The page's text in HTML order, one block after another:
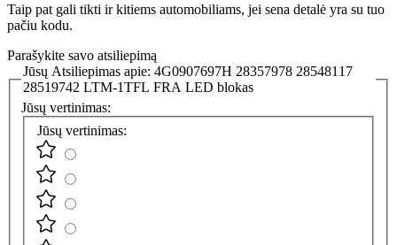
Taip pat gali tikti ir kitiems automobiliams, jei sena detalė yra su tuo
pačiu kodu.
Parašykite savo atsiliepimą
Jūsų Atsiliepimas apie: 4G0907697H 28357978 28548117
28519742 LTM-1TFL FRA LED blokas
Jūsų vertinimas:
Jūsų vertinimas: